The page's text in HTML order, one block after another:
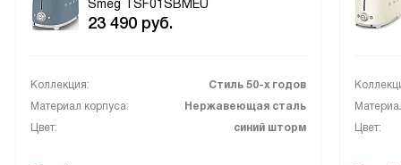
Smeg TSF01SBMEU
23 490 руб.
Коллекция:
Стиль 50-х годов
Материал корпуса:
Нержавеющая сталь
Цвет:
синий шторм
Цвет: